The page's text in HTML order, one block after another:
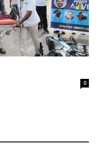
0